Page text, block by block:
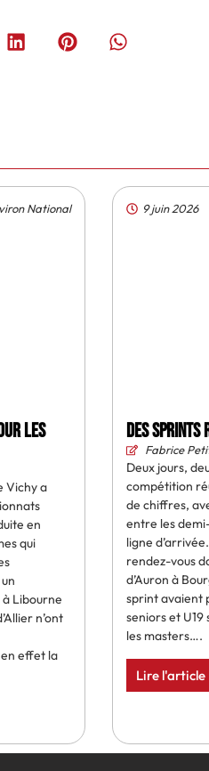
National
les
Vichy a
en
qui
Libourne
n’ont
effet la
9 juin 2026
Des sprints
Fabrice
Deux jours,
compétition
de chiffres,
entre les
ligne
rendez-vous
d’Auron à
sprint avaient
seniors et U19
les masters….
Lire l'article